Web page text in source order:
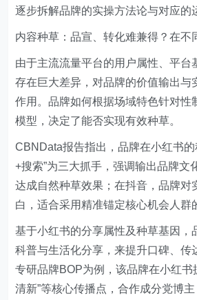
逐步拆解品牌的实操方法论与对应的
内容种草：品宣、转化难兼得？在不
由于主流流量平台的用户属性、平台
存在巨大差异，对品牌的价值输出与
作用。品牌如何根据场域特色针对性
模型，决定了能否实现有效种草。
CBNData报告指出，品牌在小红书的
+搜索”为三大抓手，强调输出品牌文
达成自然种草效果；在抖音，品牌对
白，适合采用精准锚定核心机会人群
基于小红书的分享属性及种草基因，
科普与生活化分享，来提升口碑、传
专研品牌BOP为例，该品牌在小红书
清新”等核心传播点，合作成分党博